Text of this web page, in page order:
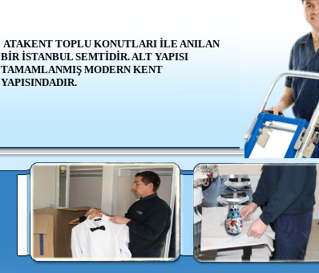
ATAKENT TOPLU KONUTLARI İLE ANILAN
BİR İSTANBUL SEMTİDİR. ALT YAPISI
TAMAMLANMIŞ MODERN KENT
YAPISINDADIR.